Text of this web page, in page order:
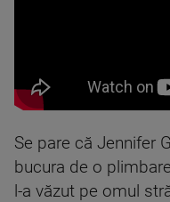
Se pare că Jennifer
bucura de o
l-a văzut pe omul